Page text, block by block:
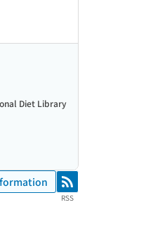
Diet Library
RSS
RSS